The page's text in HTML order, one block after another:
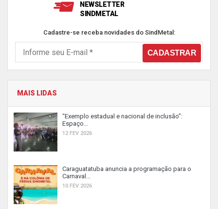
NEWSLETTER
SINDMETAL
Cadastre-se receba novidades do SindMetal:
MAIS LIDAS
“Exemplo estadual e nacional de inclusão”:
Espaço...
12 FEV 2026
Caraguatatuba anuncia a programação para o
Carnaval...
10 FEV 2026